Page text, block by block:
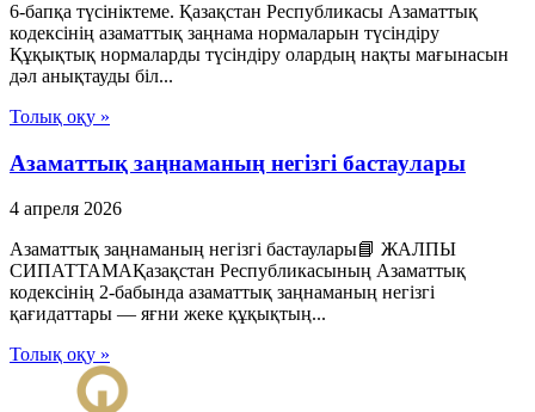
6-бапқа түсініктеме. Қазақстан Республикасы Азаматтық
кодексінің азаматтық заңнама нормаларын түсіндіру
Құқықтық нормаларды түсіндіру олардың нақты мағынасын
дәл анықтауды біл...
Толық оқу »
Азаматтық заңнаманың негізгі бастаулары
4 апреля 2026
Азаматтық заңнаманың негізгі бастаулары📘 ЖАЛПЫ
СИПАТТАМАҚазақстан Республикасының Азаматтық
кодексінің 2-бабында азаматтық заңнаманың негізгі
қағидаттары — яғни жеке құқықтың...
Толық оқу »